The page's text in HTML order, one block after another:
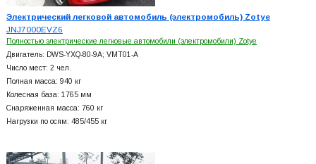
Электрический легковой автомобиль (электромобиль) Zotye
JNJ7000EVZ6
Полностью электрические легковые автомобили (электромобили) Zotye
Двигатель: DWS-YXQ-80-9A; VMT01-A
Число мест: 2 чел.
Полная масса: 940 кг
Колесная база: 1765 мм
Снаряженная масса: 760 кг
Нагрузки по осям: 485/455 кг